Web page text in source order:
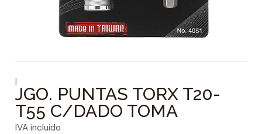
|
JGO. PUNTAS TORX T20-
T55 C/DADO TOMA
IVA incluido